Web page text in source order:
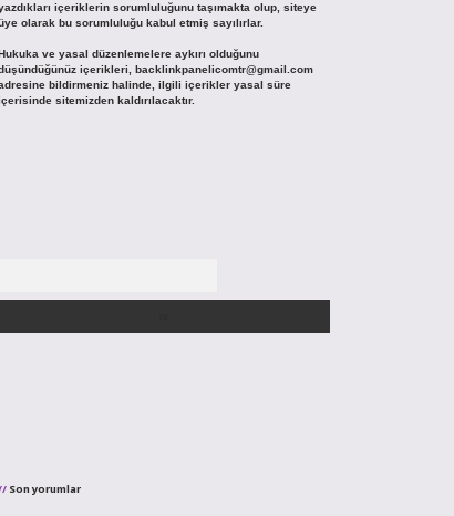
içeriklerin sorumluluğunu taşımakta olup, siteye
olarak bu sorumluluğu kabul etmiş sayılırlar.
Hukuka ve yasal düzenlemelere aykırı olduğunu
içerikleri, backlinkpanelicomtr@gmail.com
bildirmeniz halinde, ilgili içerikler yasal süre
sitemizden kaldırılacaktır.
Son yorumlar